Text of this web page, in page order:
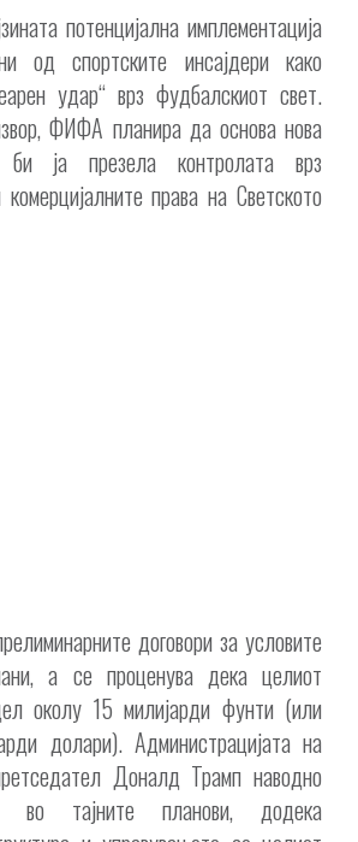
потенцијална имплементација
од спортските инсајдери како
удар“ врз фудбалскиот свет.
ФИФА планира да основа нова
би ја презела контролата врз
комерцијалните права на Светското
договори за условите
а се проценува дека целиот
околу 15 милијарди фунти (или
долари). Администрацијата на
Доналд Трамп наводно
во тајните планови, додека